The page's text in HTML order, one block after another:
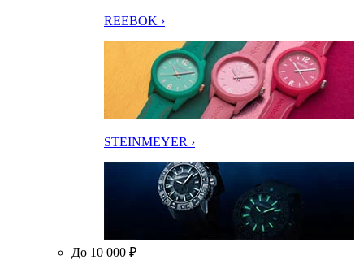
REEBOK ›
STEINMEYER ›
До 10 000 ₽